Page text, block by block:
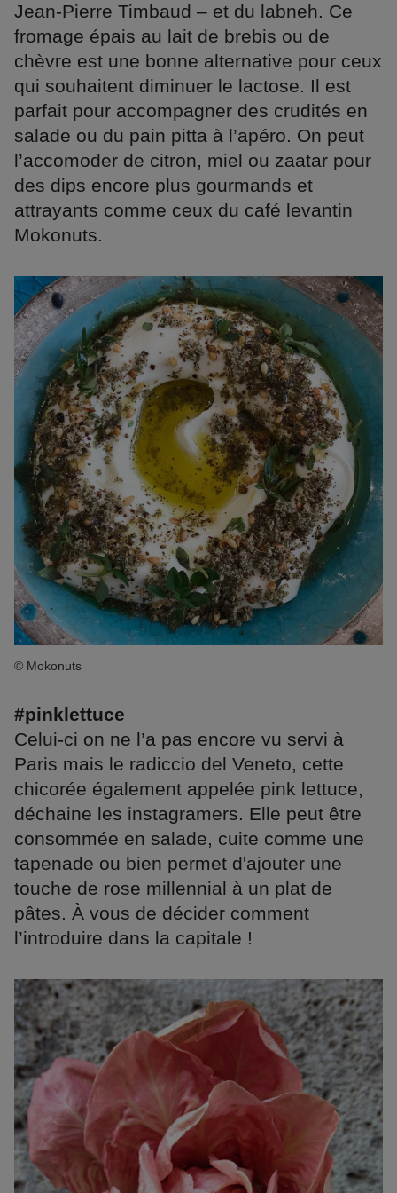
Jean-Pierre Timbaud – et du labneh. Ce
fromage épais au lait de brebis ou de
chèvre est une bonne alternative pour ceux
qui souhaitent diminuer le lactose. Il est
parfait pour accompagner des crudités en
salade ou du pain pitta à l’apéro. On peut
l’accomoder de citron, miel ou zaatar pour
des dips encore plus gourmands et
attrayants comme ceux du café levantin
Mokonuts.
© Mokonuts
#pinklettuce
Celui-ci on ne l’a pas encore vu servi à
Paris mais le radiccio del Veneto, cette
chicorée également appelée pink lettuce,
déchaine les instagramers. Elle peut être
consommée en salade, cuite comme une
tapenade ou bien permet d'ajouter une
touche de rose millennial à un plat de
pâtes. À vous de décider comment
l’introduire dans la capitale !